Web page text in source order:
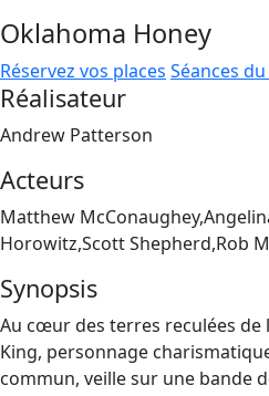
Oklahoma Honey
Réservez vos places Séances
Réalisateur
Andrew Patterson
Acteurs
Matthew
Horowitz,Scott Shepherd,Rob
Synopsis
Au cœur des terres reculées de
King, personnage
commun, veille sur une bande